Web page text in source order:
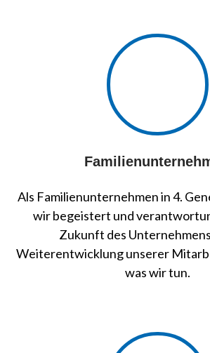
Als Familienunternehmen in 4.
wir begeistert und
Zukunft des
Weiterentwicklung unserer
was wir tun.